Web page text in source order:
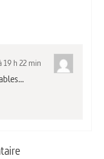
19 h 22 min